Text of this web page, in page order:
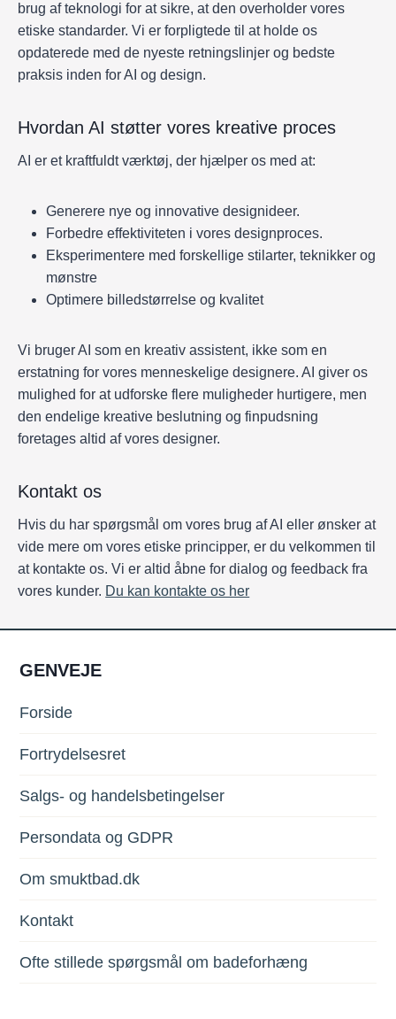
brug af teknologi for at sikre, at den overholder vores
etiske standarder. Vi er forpligtede til at holde os
opdaterede med de nyeste retningslinjer og bedste
praksis inden for AI og design.
Hvordan AI støtter vores kreative proces
AI er et kraftfuldt værktøj, der hjælper os med at:
Generere nye og innovative designideer.
Forbedre effektiviteten i vores designproces.
Eksperimentere med forskellige stilarter, teknikker og
mønstre
Optimere billedstørrelse og kvalitet
Vi bruger AI som en kreativ assistent, ikke som en
erstatning for vores menneskelige designere. AI giver os
mulighed for at udforske flere muligheder hurtigere, men
den endelige kreative beslutning og finpudsning
foretages altid af vores designer.
Kontakt os
Hvis du har spørgsmål om vores brug af AI eller ønsker at
vide mere om vores etiske principper, er du velkommen til
at kontakte os. Vi er altid åbne for dialog og feedback fra
vores kunder. Du kan kontakte os her
GENVEJE
Forside
Fortrydelsesret
Salgs- og handelsbetingelser
Persondata og GDPR
Om smuktbad.dk
Kontakt
Ofte stillede spørgsmål om badeforhæng